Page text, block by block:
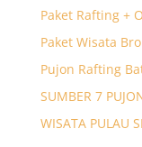
Paket Rafting +
Paket Wisata
Pujon Rafting
SUMBER 7
WISATA PULAU